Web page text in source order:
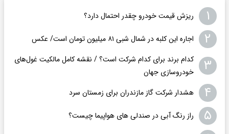
۱ ریزش قیمت خودرو چقدر احتمال دارد؟
۲ اجاره این کلبه در شمال شبی ۸۱ میلیون تومان است/ عکس
۳
کدام برند برای کدام شرکت است؟ / نقشه کامل مالکیت غول‌های
خودروسازی جهان
۴ هشدار شرکت گاز مازندران برای زمستان سرد
۵ راز رنگ آبی در صندلی های هواپیما چیست؟